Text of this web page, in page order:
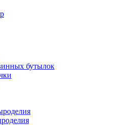
бутылок